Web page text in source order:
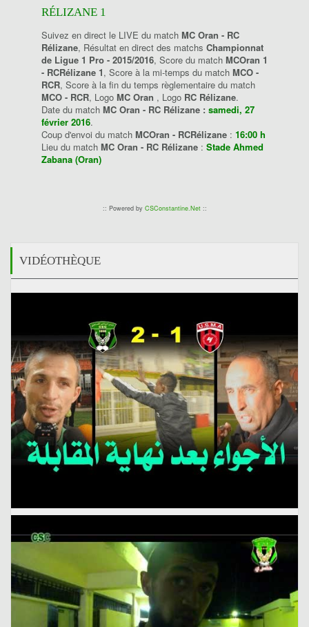
RÉLIZANE 1
Suivez en direct le LIVE du match MC Oran - RC
Rélizane, Résultat en direct des matchs Championnat
de Ligue 1 Pro - 2015/2016, Score du match MCOran 1
- RCRélizane 1, Score à la mi-temps du match MCO -
RCR, Score à la fin du temps règlementaire du match
MCO - RCR, Logo MC Oran , Logo RC Rélizane.
Date du match MC Oran - RC Rélizane : samedi, 27
février 2016.
Coup d'envoi du match MCOran - RCRélizane : 16:00 h
Lieu du match MC Oran - RC Rélizane : Stade Ahmed
Zabana (Oran)
:: Powered by CSConstantine.Net::
VIDÉOTHÈQUE